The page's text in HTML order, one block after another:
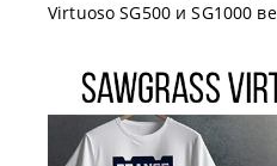
Virtuoso SG500 и SG1000